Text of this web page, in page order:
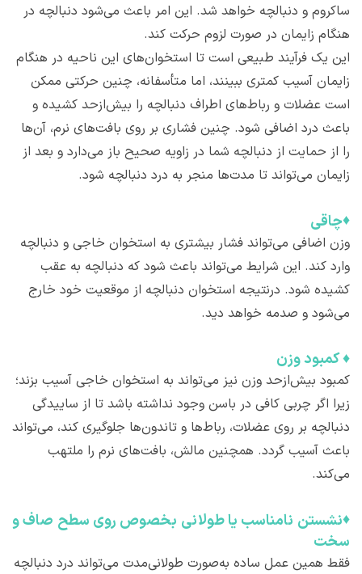
ساکروم و دنبالچه خواهد شد. این امر باعث می‌شود دنبالچه در
هنگام زایمان در صورت لزوم حرکت کند.
این یک فرآیند طبیعی است تا استخوان‌های این ناحیه در هنگام
زایمان آسیب کمتری ببینند، اما متأسفانه، چنین حرکتی ممکن
است عضلات و رباط‌های اطراف دنبالچه را بیش‌ازحد کشیده و
باعث درد اضافی شود. چنین فشاری بر روی بافت‌های نرم، آن‌ها
را از حمایت از دنبالچه شما در زاویه صحیح باز می‌دارد و بعد از
زایمان می‌تواند تا مدت‌ها منجر به درد دنبالچه شود.
♦چاقی
وزن اضافی می‌تواند فشار بیشتری به استخوان خاجی و دنبالچه
وارد کند. این شرایط می‌تواند باعث شود که دنبالچه به عقب
کشیده شود. درنتیجه استخوان دنبالچه از موقعیت خود خارج
می‌شود و صدمه خواهد دید.
♦کمبود وزن
کمبود بیش‌ازحد وزن نیز می‌تواند به استخوان خاجی آسیب بزند؛
زیرا اگر چربی کافی در باسن وجود نداشته باشد تا از ساییدگی
دنبالچه بر روی عضلات، رباط‌ها و تاندون‌ها جلوگیری کند، می‌تواند
باعث آسیب گردد. همچنین مالش، بافت‌های نرم را ملتهب
می‌کند.
♦نشستن نامناسب یا طولانی بخصوص روی سطح صاف و
سخت
فقط همین عمل ساده به‌صورت طولانی‌مدت می‌تواند درد دنبالچه